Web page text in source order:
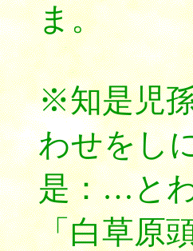
ま。
※知是児
わせをし
是：…と
「白草原